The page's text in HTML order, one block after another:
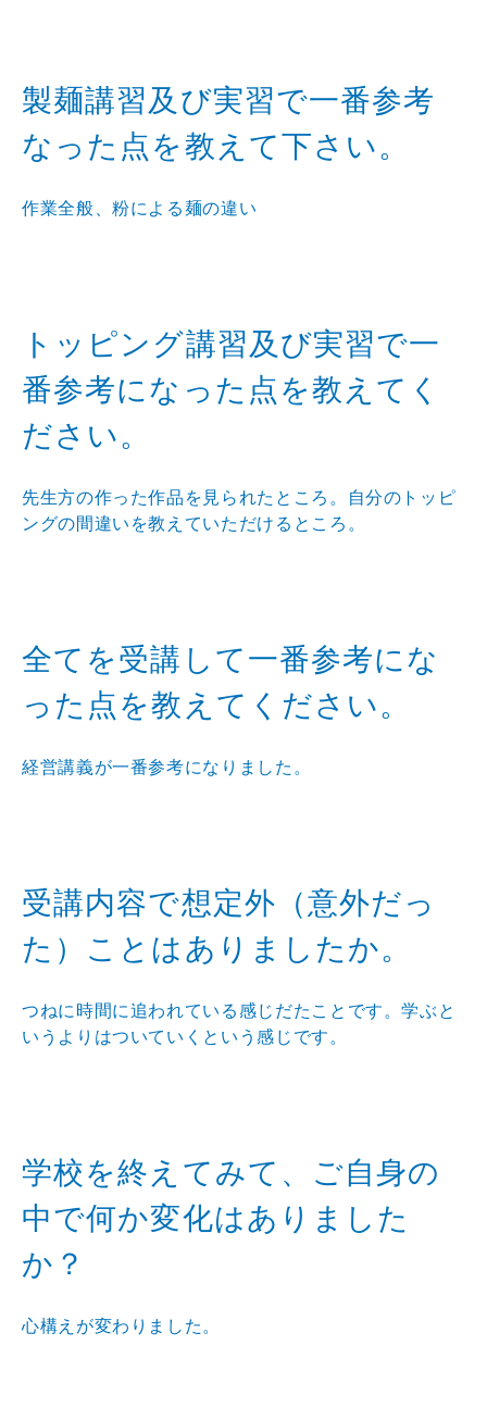
製麺講習及び実習で一番参考
なった点を教えて下さい。
作業全般、粉による麺の違い
トッピング講習及び実習で一
番参考になった点を教えてく
ださい。
先生方の作った作品を見られたところ。自分のトッピ
ングの間違いを教えていただけるところ。
全てを受講して一番参考にな
った点を教えてください。
経営講義が一番参考になりました。
受講内容で想定外（意外だっ
た）ことはありましたか。
つねに時間に追われている感じだたことです。学ぶと
いうよりはついていくという感じです。
学校を終えてみて、ご自身の
中で何か変化はありました
か？
心構えが変わりました。